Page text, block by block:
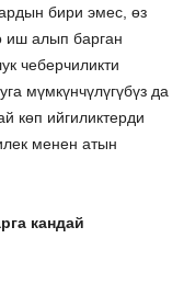
бири эмес, өз
иш алып барган
чеберчиликти
мүмкүнчүлүгүбүз да
көп ийгиликтерди
менен атын
кандай